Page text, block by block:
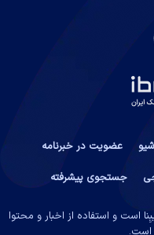
عضویت در خبرنامه
جستجوی پیشرفته
است و استفاده از اخبار و محتوا
است.